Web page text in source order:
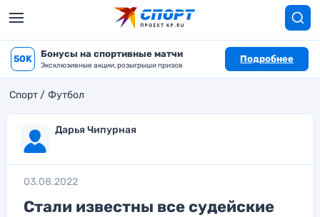
50K Бонусы на спортивные матчи
Эксклюзивные акции, розыгрыши призов
Подробнее
Спорт Футбол
Дарья Чипурная
03.08.2022
Стали известны все судейские